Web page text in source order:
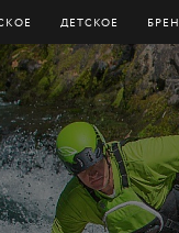
ДЕТСКОЕ